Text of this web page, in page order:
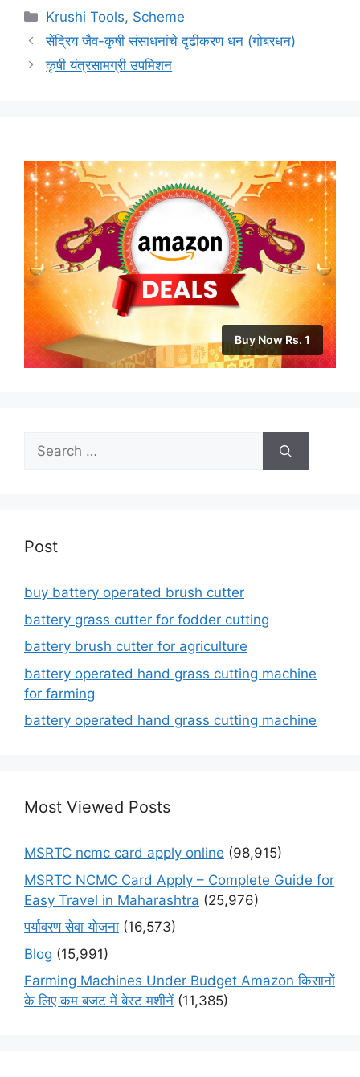
Categories
Krushi Tools, Scheme
सेंद्रिय जैव-कृषी संसाधनांचे दृढीकरण धन (गोबरधन)
कृषी यंत्रसामग्री उपमिशन
Buy Now Rs. 1
Search
for:
Post
buy battery operated brush cutter
battery grass cutter for fodder cutting
battery brush cutter for agriculture
battery operated hand grass cutting machine
for farming
battery operated hand grass cutting machine
Most Viewed Posts
MSRTC ncmc card apply online (98,915)
MSRTC NCMC Card Apply – Complete Guide for
Easy Travel in Maharashtra (25,976)
पर्यावरण सेवा योजना (16,573)
Blog (15,991)
Farming Machines Under Budget Amazon किसानों
के लिए कम बजट में बेस्ट मशीनें (11,385)